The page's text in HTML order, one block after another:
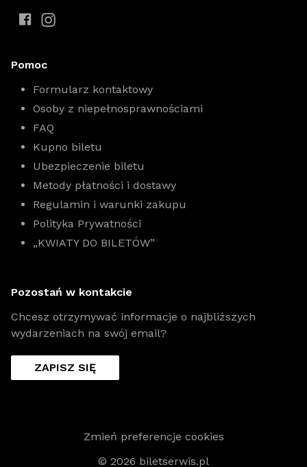
Pomoc
Formularz kontaktowy
Osoby z niepełnosprawnościami
FAQ
Kupno biletu
Ubezpieczenie biletu
Metody płatności i dostawy
Regulamin i warunki zakupu
Polityka Prywatności
„KWIATY DO BILETÓW”
Pozostań w kontakcie
Chcesz otrzymywać informacje o najbliższych
wydarzeniach na swój email?
ZAPISZ SIĘ
© 2026 biletserwis.pl
Zmień preferencje cookies